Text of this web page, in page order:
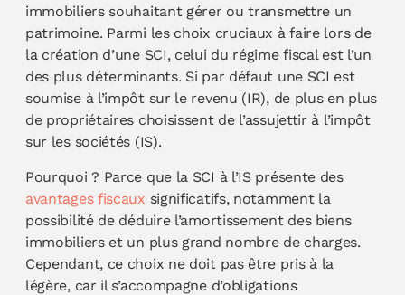
immobiliers souhaitant gérer ou transmettre un
patrimoine. Parmi les choix cruciaux à faire lors de
la création d’une SCI, celui du régime fiscal est l’un
des plus déterminants. Si par défaut une SCI est
soumise à l’impôt sur le revenu (IR), de plus en plus
de propriétaires choisissent de l’assujettir à l’impôt
sur les sociétés (IS).
Pourquoi ? Parce que la SCI à l’IS présente des
avantages fiscaux significatifs, notamment la
possibilité de déduire l’amortissement des biens
immobiliers et un plus grand nombre de charges.
Cependant, ce choix ne doit pas être pris à la
légère, car il s’accompagne d’obligations